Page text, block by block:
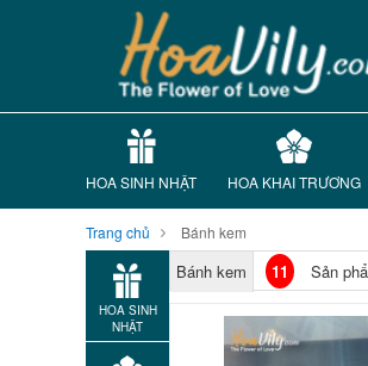
HOA SINH NHẬT HOA KHAI TRƯƠNG
Trang chủ Bánh kem
HOA SINH
NHẬT
Bánh kem 11 Sản